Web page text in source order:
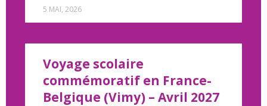
5 MAI, 2026
Voyage scolaire
commémoratif en France-
Belgique (Vimy) – Avril 2027